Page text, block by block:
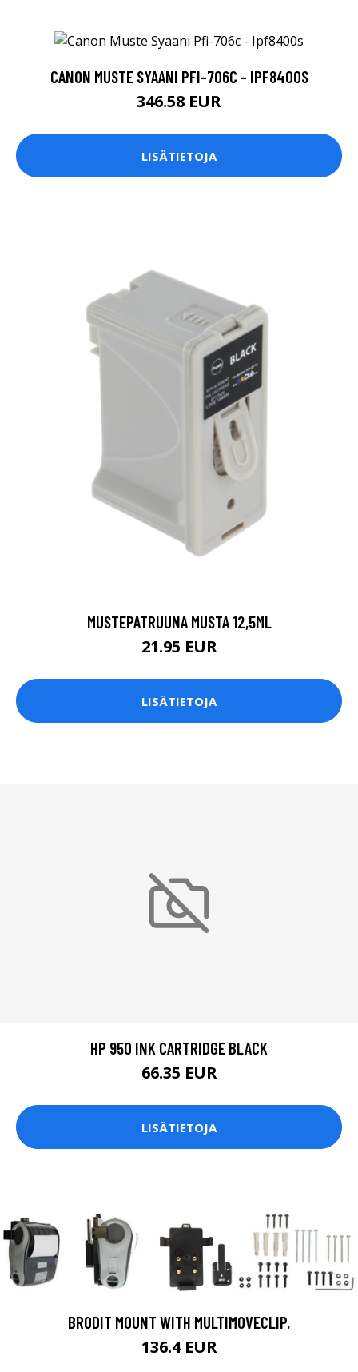
CANON MUSTE SYAANI PFI-706C - IPF8400S
346.58 EUR
LISÄTIETOJA
MUSTEPATRUUNA MUSTA 12,5ML
21.95 EUR
LISÄTIETOJA
HP 950 INK CARTRIDGE BLACK
66.35 EUR
LISÄTIETOJA
BRODIT MOUNT WITH MULTIMOVECLIP.
136.4 EUR